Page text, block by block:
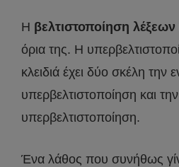
Η βελτιστοποίηση λέξεων
όρια της. Η
κλειδιά έχει δύο σκέλη την
υπερβελτιστοποίηση και
υπερβελτιστοποίηση.
Ένα λάθος που συνήθως